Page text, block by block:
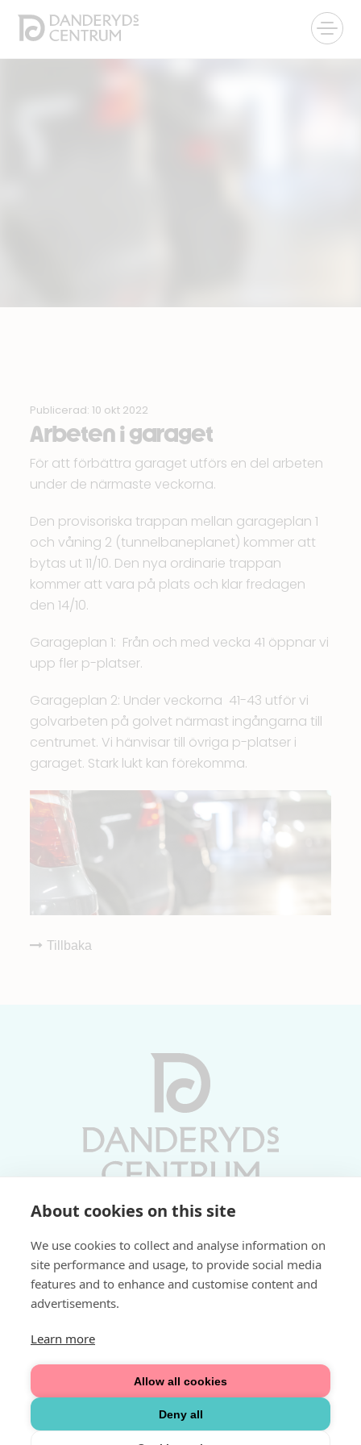
About cookies on this site
We use cookies to collect and analyse information on
site performance and usage, to provide social media
features and to enhance and customise content and
advertisements.
Learn more
Allow all cookies
Deny all
Publicerad: 10 okt 2022
Arbeten i garaget
För att förbättra garaget utförs en del arbeten
under de närmaste veckorna.
Den provisoriska trappan mellan garageplan 1
och våning 2 (tunnelbaneplanet) kommer att
bytas ut 11/10. Den nya ordinarie trappan
kommer att vara på plats och klar fredagen
den 14/10.
Garageplan 1: Från och med vecka 41 öppnar vi
upp fler p-platser.
Garageplan 2: Under veckorna 41-43 utför vi
golvarbeten på golvet närmast ingångarna till
centrumet. Vi hänvisar till övriga p-platser i
garaget. Stark lukt kan förekomma.
Tillbaka
Söndagar 11-17 | Livs 07-22
Fri parkering i P-hus:
Välkommen
Integritetspolicy